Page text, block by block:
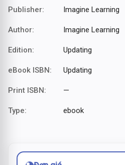
Publisher: Imagine Learning
Author: Imagine Learning
Edition: Updating
eBook ISBN: Updating
Print ISBN: —
Type: ebook